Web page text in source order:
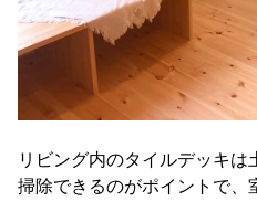
リビング内のタイルデッキは
掃除できるのがポイントで、